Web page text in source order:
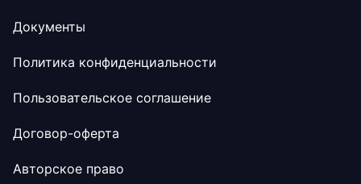
Документы
Политика конфиденциальности
Пользовательское соглашение
Договор-оферта
Авторское право